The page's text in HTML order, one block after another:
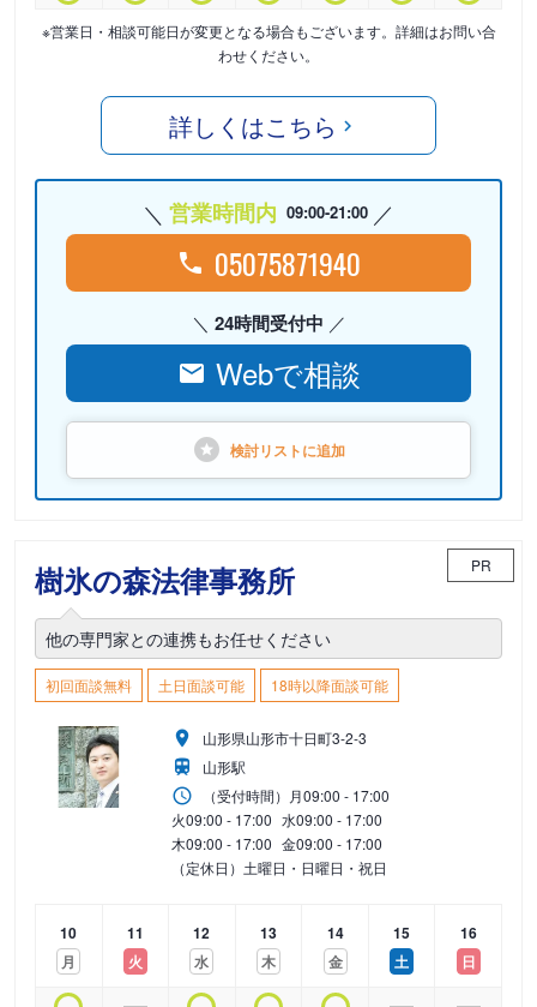
※営業日・相談可能日が変更となる場合もございます。詳細はお問い合
わせください。
詳しくはこちら
営業時間内 09:00-21:00
05075871940
24時間受付中
Webで相談
検討リストに追加
樹氷の森法律事務所 PR
他の専門家との連携もお任せください
初回面談無料 土日面談可能 18時以降面談可能
山形県山形市十日町3-2-3
山形駅
（受付時間） 月09:00 - 17:00
火09:00 - 17:00 水09:00 - 17:00
木09:00 - 17:00 金09:00 - 17:00
（定休日）土曜日・日曜日・祝日
10
月
11
火
12
水
13
木
14
金
15
土
16
日